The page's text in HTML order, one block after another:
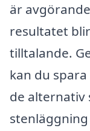
är
resultatet
tilltalande.
kan du
de alternativ
stenläggning